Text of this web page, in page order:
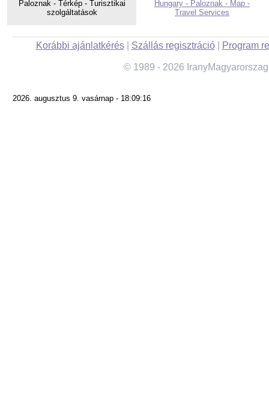
Paloznak - Térkép - Turisztikai
szolgáltatások
Hungary - Paloznak - Map -
Travel Services
Korábbi ajánlatkérés| Szállás regisztráció| Program
© 1989 - 2026
2026. augusztus 9. vasárnap - 18:09:16